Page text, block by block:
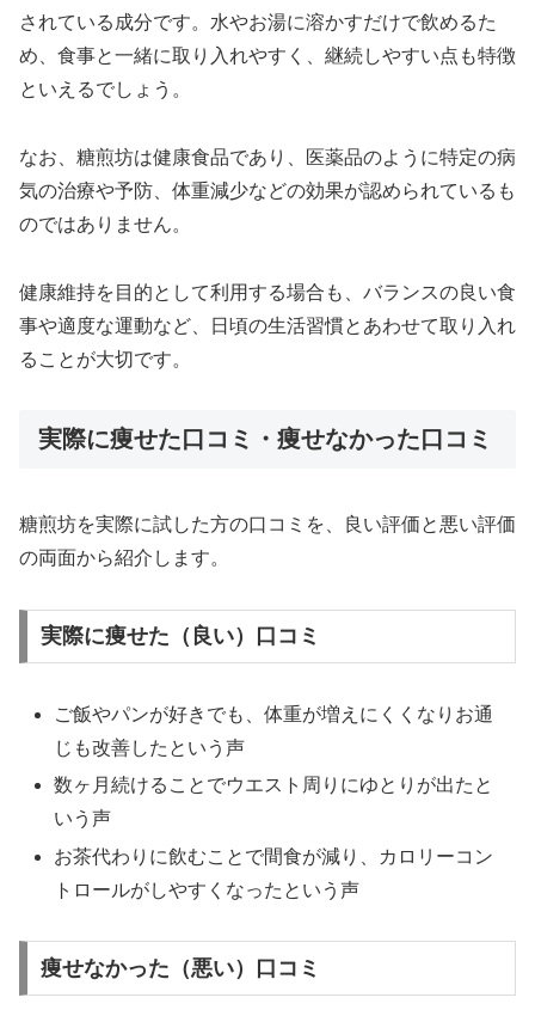
されている成分です。水やお湯に溶かすだけで飲めるた
め、食事と一緒に取り入れやすく、継続しやすい点も特徴
といえるでしょう。
なお、糖煎坊は健康食品であり、医薬品のように特定の病
気の治療や予防、体重減少などの効果が認められているも
のではありません。
健康維持を目的として利用する場合も、バランスの良い食
事や適度な運動など、日頃の生活習慣とあわせて取り入れ
ることが大切です。
実際に痩せた口コミ・痩せなかった口コミ
糖煎坊を実際に試した方の口コミを、良い評価と悪い評価
の両面から紹介します。
実際に痩せた（良い）口コミ
ご飯やパンが好きでも、体重が増えにくくなりお通
じも改善したという声
数ヶ月続けることでウエスト周りにゆとりが出たと
いう声
お茶代わりに飲むことで間食が減り、カロリーコン
トロールがしやすくなったという声
痩せなかった（悪い）口コミ